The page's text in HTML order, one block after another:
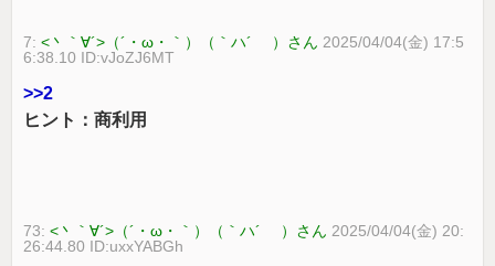
7:<丶｀∀´>（´・ω・｀）（｀ハ´ ）さん 2025/04/04(金) 17:5
6:38.10 ID:vJoZJ6MT
>>2
ヒント：商利用
73:<丶｀∀´>（´・ω・｀）（｀ハ´ ）さん 2025/04/04(金) 20:
26:44.80 ID:uxxYABGh